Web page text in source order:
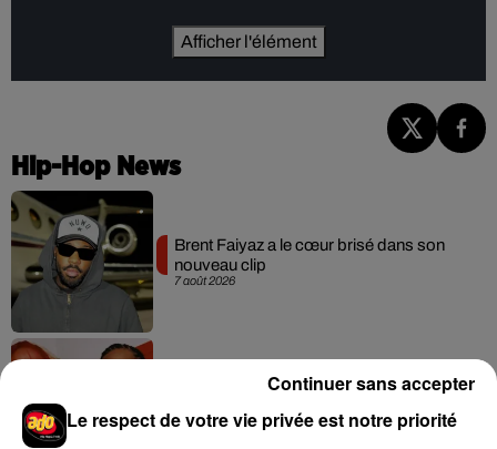
Afficher l'élément
Hip-Hop News
7 août 2026
Brent Faiyaz a le cœur brisé dans son
nouveau clip
7 août 2026
Rihanna de retour en studio ? A$AP
Rocky relance l'espoir des fans
Le respect de votre vie privée est notre priorité
Continuer sans accepter